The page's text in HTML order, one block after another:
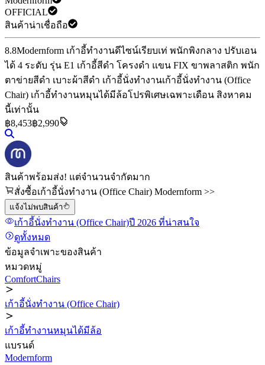
OFFICIAL
สินค้าน่าเชื่อถือ
8.8Modernform เก้าอี้ทำงานดีไซน์เรียบเท่ พนักพิงกลาง ปรับเอน
ได้ 4 ระดับ รุ่น E1 เก้าอี้สีดำ โครงดำ แขน FIX ขาพลาสติก พนัก
ตาข่ายสีดำ เบาะผ้าสีดำ เก้าอี้นั่งทำงานเก้าอี้นั่งทำงาน (Office
Chair) เก้าอี้ทำงานหมุนได้มีล้อโปรพิเศษเฉพาะเดือน สิงหาคม
นี้เท่านั้น
฿8,453฿2,990
สินค้าพร้อมส่ง! แต่จำนวนจำกัดมาก
สั่งซื้อเก้าอี้นั่งทำงาน (Office Chair) Modernform >>
แจ้งไม่พบสินค้า
เก้าอี้นั่งทำงาน (Office Chair)ปี 2026 ที่น่าสนใจ
ดูทั้งหมด
ข้อมูลจำเพาะของสินค้า
หมวดหมู่
ComfortChairs
เก้าอี้นั่งทำงาน (Office Chair)
เก้าอี้ทำงานหมุนได้มีล้อ
แบรนด์
Modernform